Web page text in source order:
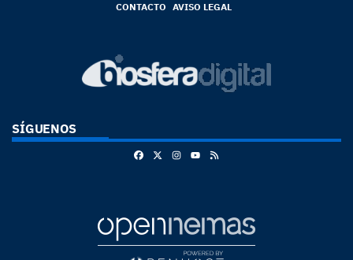
CONTACTO AVISO LEGAL
SÍGUENOS
FacebookInstagram